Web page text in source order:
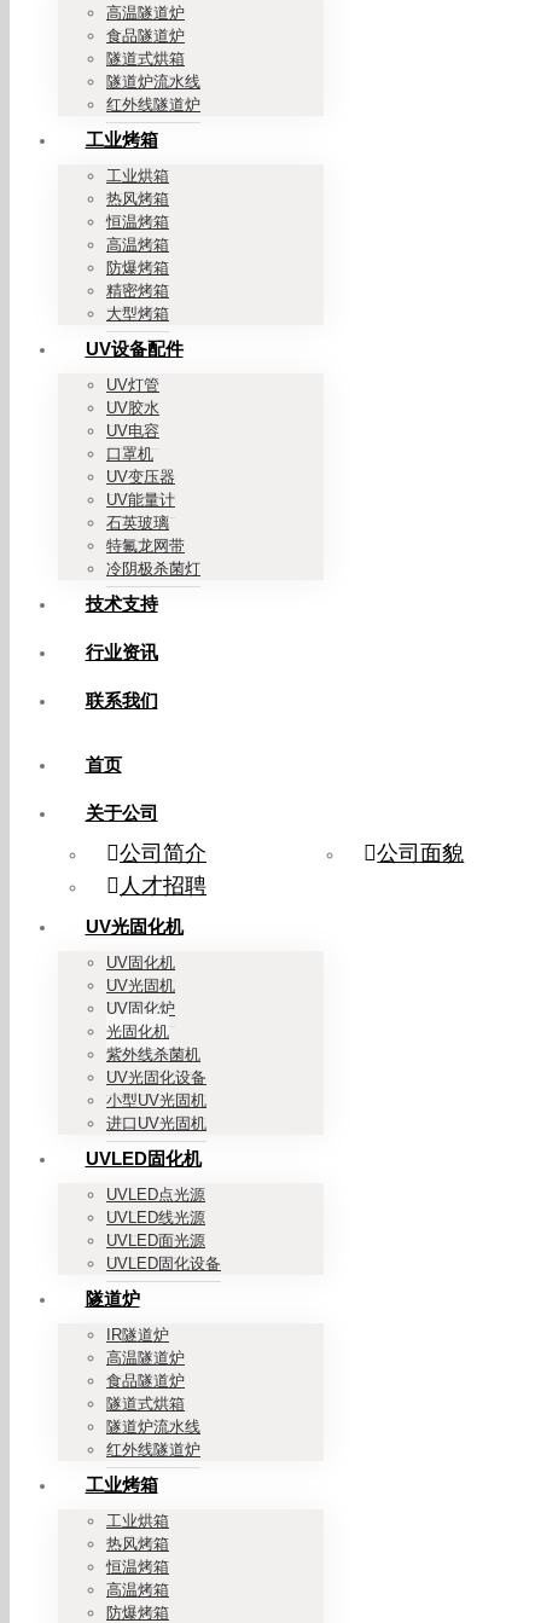
高温隧道炉
食品隧道炉
隧道式烘箱
隧道炉流水线
红外线隧道炉
工业烤箱
工业烘箱
热风烤箱
恒温烤箱
高温烤箱
防爆烤箱
精密烤箱
大型烤箱
UV设备配件
UV灯管
UV胶水
UV电容
口罩机
UV变压器
UV能量计
石英玻璃
特氟龙网带
冷阴极杀菌灯
技术支持
行业资讯
联系我们
首页
关于公司
公司简介
公司面貌
人才招聘
UV光固化机
UV固化机
UV光固机
UV固化炉
光固化机
紫外线杀菌机
UV光固化设备
小型UV光固机
进口UV光固机
UVLED固化机
UVLED点光源
UVLED线光源
UVLED面光源
UVLED固化设备
隧道炉
IR隧道炉
高温隧道炉
食品隧道炉
隧道式烘箱
隧道炉流水线
红外线隧道炉
工业烤箱
工业烘箱
热风烤箱
恒温烤箱
高温烤箱
防爆烤箱